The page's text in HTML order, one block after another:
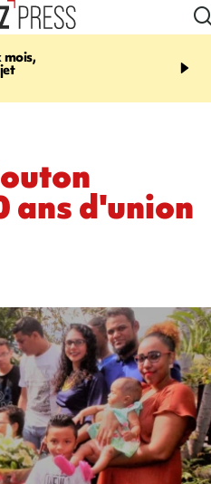
mois,
17:17
Angeles, un homme vit
ans d'union